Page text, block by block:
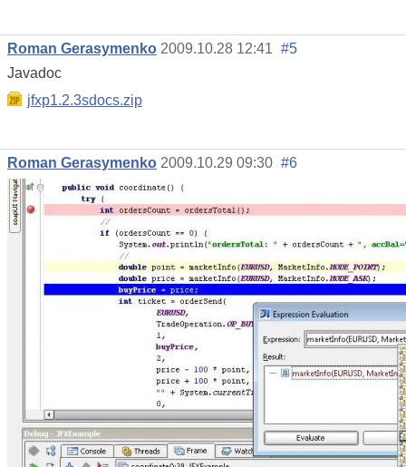
Roman Gerasymenko 2009.10.28 12:41 #5
Javadoc
jfxp1.2.3sdocs.zip
Roman Gerasymenko 2009.10.29 09:30 #6